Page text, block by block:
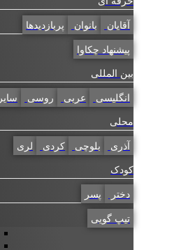
آقایان بانوان پربازدیدها
پیشنهاد چکاوا
بین المللی
انگلیسی عربی روسی سایر
محلی
آذری بلوچی کردی لری
کودک
دختر پسر
تیپ گویی